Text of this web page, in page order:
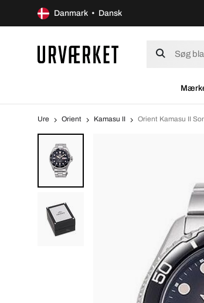
Danmark • Dansk
Ure Orient Kamasu II Orient Kamasu II